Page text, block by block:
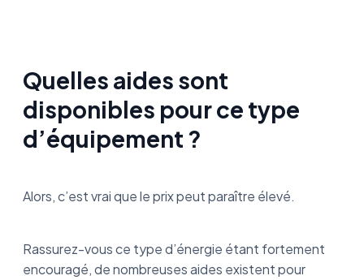
Quelles aides sont
disponibles pour ce type
d’équipement ?
Alors, c’est vrai que le prix peut paraître élevé.
Rassurez-vous ce type d’énergie étant fortement
encouragé, de nombreuses aides existent pour